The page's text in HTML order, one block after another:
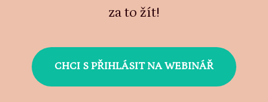
za to žít!
CHCI S PŘIHLÁSIT NA WEBINÁŘ